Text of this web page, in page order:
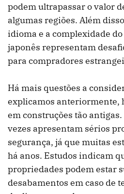
podem ultrapassar o valor
algumas regiões. Além
idioma e a complexidade
japonês representam
para compradores
Há mais questões a
explicamos anteriormente,
em construções tão
vezes apresentam sérios
segurança, já que muitas
há anos. Estudos indicam
propriedades podem estar
desabamentos em caso de